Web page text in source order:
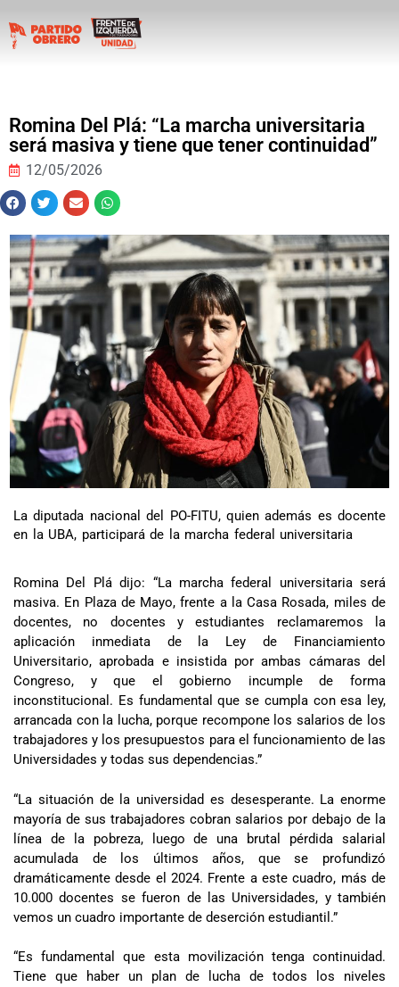
Romina Del Plá: “La marcha universitaria
será masiva y tiene que tener continuidad”
12/05/2026
La diputada nacional del PO-FITU, quien además es docente
en la UBA, participará de la marcha federal universitaria
Romina Del Plá dijo: “La marcha federal universitaria será
masiva. En Plaza de Mayo, frente a la Casa Rosada, miles de
docentes, no docentes y estudiantes reclamaremos la
aplicación inmediata de la Ley de Financiamiento
Universitario, aprobada e insistida por ambas cámaras del
Congreso, y que el gobierno incumple de forma
inconstitucional. Es fundamental que se cumpla con esa ley,
arrancada con la lucha, porque recompone los salarios de los
trabajadores y los presupuestos para el funcionamiento de las
Universidades y todas sus dependencias.”
“La situación de la universidad es desesperante. La enorme
mayoría de sus trabajadores cobran salarios por debajo de la
línea de la pobreza, luego de una brutal pérdida salarial
acumulada de los últimos años, que se profundizó
dramáticamente desde el 2024. Frente a este cuadro, más de
10.000 docentes se fueron de las Universidades, y también
vemos un cuadro importante de deserción estudiantil.”
“Es fundamental que esta movilización tenga continuidad.
Tiene que haber un plan de lucha de todos los niveles